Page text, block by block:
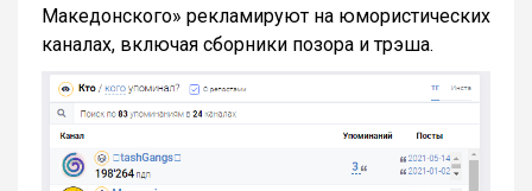
Македонского» рекламируют на юмористических
каналах, включая сборники позора и трэша.